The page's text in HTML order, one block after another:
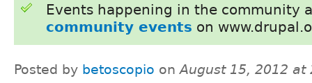
Events happening in the community
community events on
Posted by betoscopio onAugust 15, 2012 at